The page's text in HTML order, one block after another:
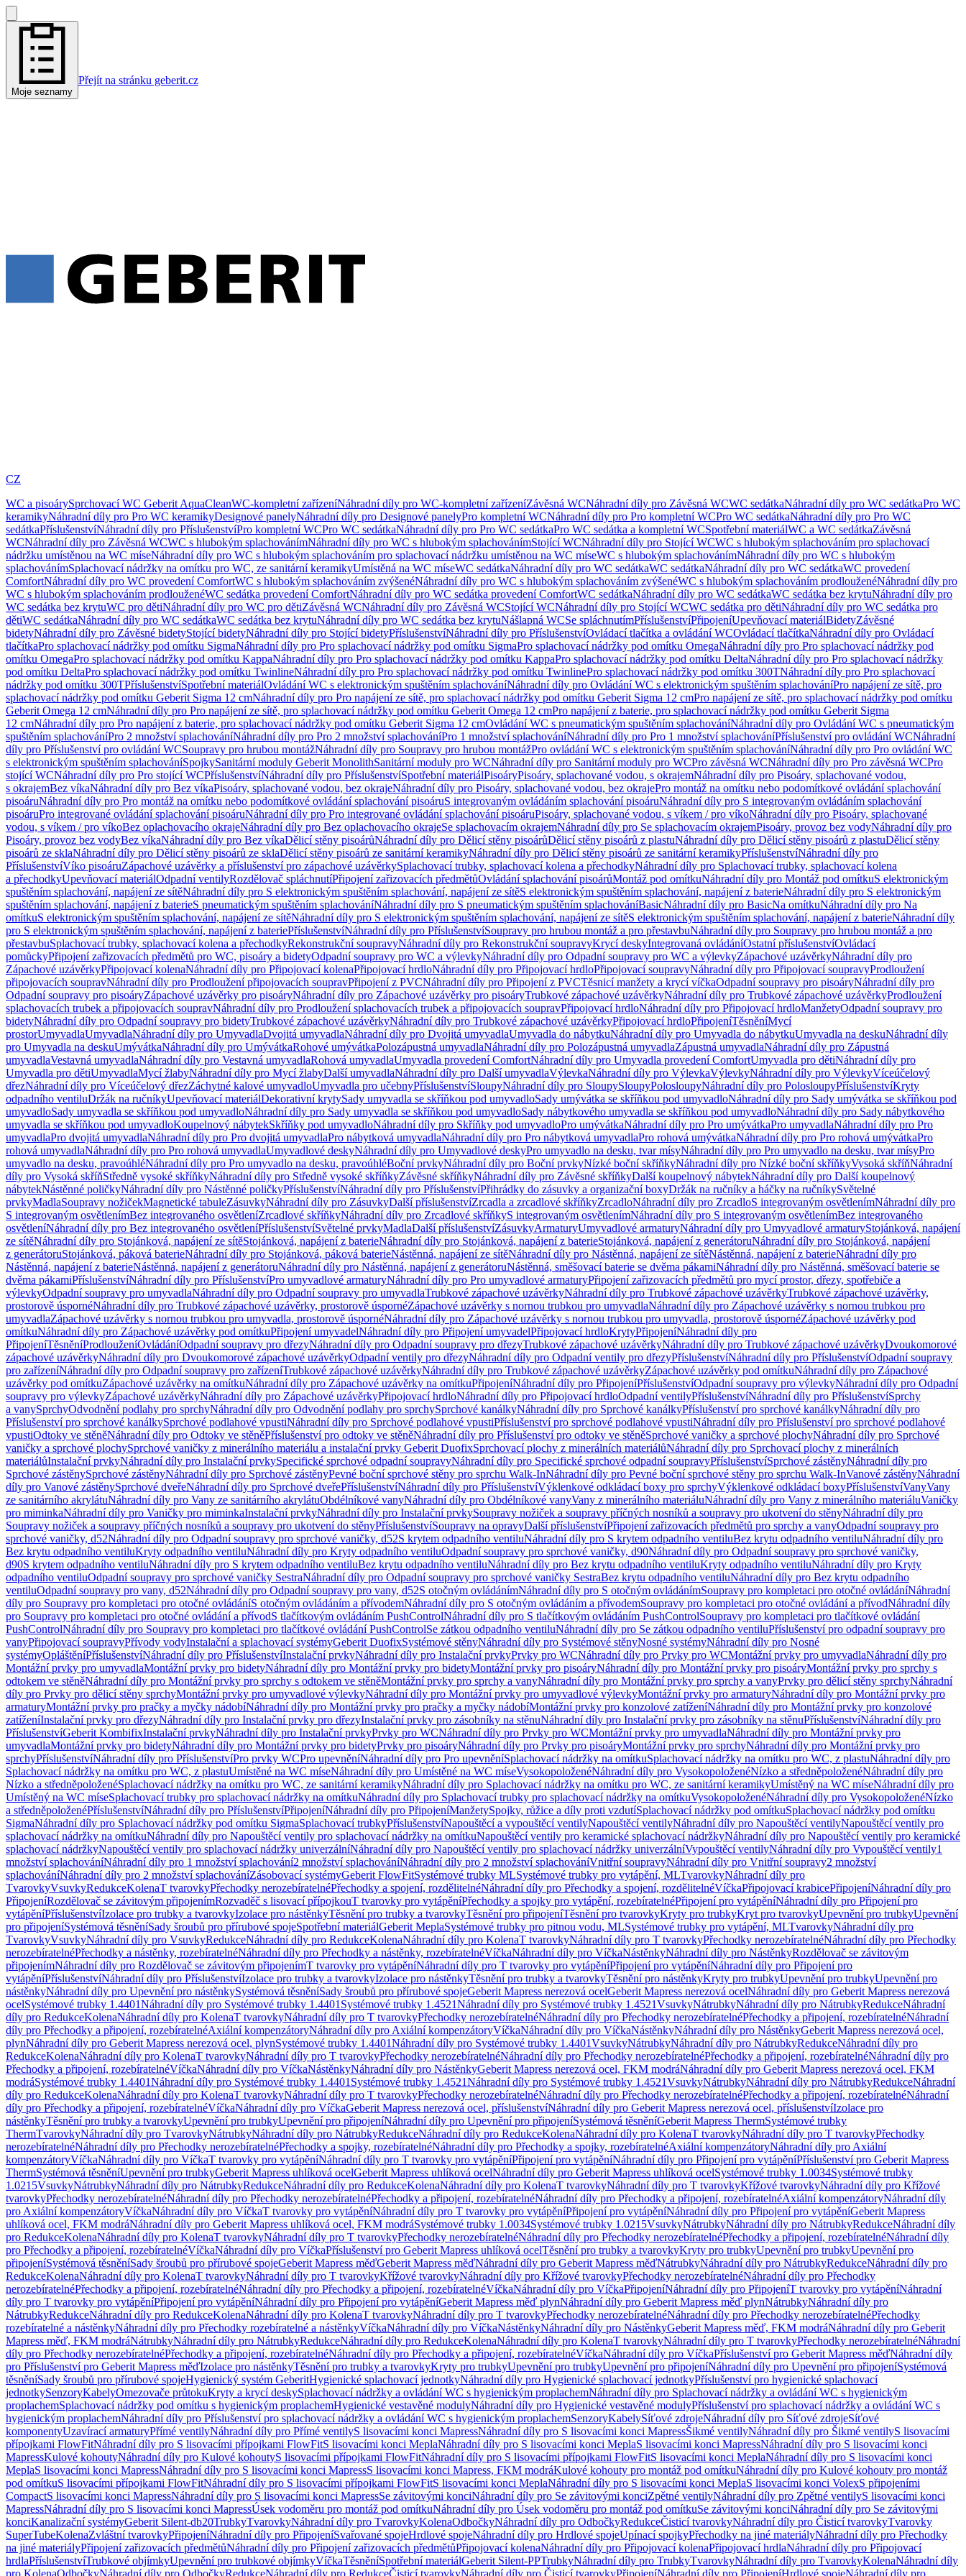
Moje seznamy
Přejít na stránku geberit.cz
CZ
WC a pisoárySprchovací WC Geberit AquaCleanWC-kompletní zařízeníNáhradní díly pro WC-kompletní zařízeníZávěsná WCNáhradní díly pro Závěsná WCWC sedátkaNáhradní díly pro WC sedátkaPro WC
keramikyNáhradní díly pro Pro WC keramikyDesignové panelyNáhradní díly pro Designové panelyPro kompletní WCNáhradní díly pro Pro kompletní WCPro WC sedátkaNáhradní díly pro Pro WC
sedátkaPříslušenstvíNáhradní díly pro PříslušenstvíPro kompletní WCPro WC sedátkaNáhradní díly pro Pro WC sedátkaPro WC sedátka a kompletní WCSpotřební materiálWC a WC sedátkaZávěsná
WCNáhradní díly pro Závěsná WCWC s hlubokým splachovánímNáhradní díly pro WC s hlubokým splachovánímStojící WCNáhradní díly pro Stojící WCWC s hlubokým splachováním pro splachovací
nádržku umístěnou na WC míseNáhradní díly pro WC s hlubokým splachováním pro splachovací nádržku umístěnou na WC míseWC s hlubokým splachovánímNáhradní díly pro WC s hlubokým
splachovánímSplachovací nádržky na omítku pro WC, ze sanitární keramikyUmístěná na WC míseWC sedátkaNáhradní díly pro WC sedátkaWC sedátkaNáhradní díly pro WC sedátkaWC provedení
ComfortNáhradní díly pro WC provedení ComfortWC s hlubokým splachováním zvýšenéNáhradní díly pro WC s hlubokým splachováním zvýšenéWC s hlubokým splachováním prodlouženéNáhradní díly pro
WC s hlubokým splachováním prodlouženéWC sedátka provedení ComfortNáhradní díly pro WC sedátka provedení ComfortWC sedátkaNáhradní díly pro WC sedátkaWC sedátka bez krytuNáhradní díly pro
WC sedátka bez krytuWC pro dětiNáhradní díly pro WC pro dětiZávěsná WCNáhradní díly pro Závěsná WCStojící WCNáhradní díly pro Stojící WCWC sedátka pro dětiNáhradní díly pro WC sedátka pro
dětiWC sedátkaNáhradní díly pro WC sedátkaWC sedátka bez krytuNáhradní díly pro WC sedátka bez krytuNášlapná WCSe spláchnutímPříslušenstvíPřipojeníUpevňovací materiálBidetyZávěsné
bidetyNáhradní díly pro Závěsné bidetyStojící bidetyNáhradní díly pro Stojící bidetyPříslušenstvíNáhradní díly pro PříslušenstvíOvládací tlačítka a ovládání WCOvládací tlačítkaNáhradní díly pro Ovládací
tlačítkaPro splachovací nádržky pod omítku SigmaNáhradní díly pro Pro splachovací nádržky pod omítku SigmaPro splachovací nádržky pod omítku OmegaNáhradní díly pro Pro splachovací nádržky pod
omítku OmegaPro splachovací nádržky pod omítku KappaNáhradní díly pro Pro splachovací nádržky pod omítku KappaPro splachovací nádržky pod omítku DeltaNáhradní díly pro Pro splachovací nádržky
pod omítku DeltaPro splachovací nádržky pod omítku TwinlineNáhradní díly pro Pro splachovací nádržky pod omítku TwinlinePro splachovací nádržky pod omítku 300TNáhradní díly pro Pro splachovací
nádržky pod omítku 300TPříslušenstvíSpotřební materiálOvládání WC s elektronickým spuštěním splachováníNáhradní díly pro Ovládání WC s elektronickým spuštěním splachováníPro napájení ze sítě, pro
splachovací nádržky pod omítku Geberit Sigma 12 cmNáhradní díly pro Pro napájení ze sítě, pro splachovací nádržky pod omítku Geberit Sigma 12 cmPro napájení ze sítě, pro splachovací nádržky pod omítku
Geberit Omega 12 cmNáhradní díly pro Pro napájení ze sítě, pro splachovací nádržky pod omítku Geberit Omega 12 cmPro napájení z baterie, pro splachovací nádržky pod omítku Geberit Sigma
12 cmNáhradní díly pro Pro napájení z baterie, pro splachovací nádržky pod omítku Geberit Sigma 12 cmOvládání WC s pneumatickým spuštěním splachováníNáhradní díly pro Ovládání WC s pneumatickým
spuštěním splachováníPro 2 množství splachováníNáhradní díly pro Pro 2 množství splachováníPro 1 množství splachováníNáhradní díly pro Pro 1 množství splachováníPříslušenství pro ovládání WCNáhradní
díly pro Příslušenství pro ovládání WCSoupravy pro hrubou montážNáhradní díly pro Soupravy pro hrubou montážPro ovládání WC s elektronickým spuštěním splachováníNáhradní díly pro Pro ovládání WC
s elektronickým spuštěním splachováníSpojkySanitární moduly Geberit MonolithSanitární moduly pro WCNáhradní díly pro Sanitární moduly pro WCPro závěsná WCNáhradní díly pro Pro závěsná WCPro
stojící WCNáhradní díly pro Pro stojící WCPříslušenstvíNáhradní díly pro PříslušenstvíSpotřební materiálPisoáryPisoáry, splachované vodou, s okrajemNáhradní díly pro Pisoáry, splachované vodou,
s okrajemBez víkaNáhradní díly pro Bez víkaPisoáry, splachované vodou, bez okrajeNáhradní díly pro Pisoáry, splachované vodou, bez okrajePro montáž na omítku nebo podomítkové ovládání splachování
pisoáruNáhradní díly pro Pro montáž na omítku nebo podomítkové ovládání splachování pisoáruS integrovaným ovládáním splachování pisoáruNáhradní díly pro S integrovaným ovládáním splachování
pisoáruPro integrované ovládání splachování pisoáruNáhradní díly pro Pro integrované ovládání splachování pisoáruPisoáry, splachované vodou, s víkem / pro víkoNáhradní díly pro Pisoáry, splachované
vodou, s víkem / pro víkoBez oplachovacího okrajeNáhradní díly pro Bez oplachovacího okrajeSe splachovacím okrajemNáhradní díly pro Se splachovacím okrajemPisoáry, provoz bez vodyNáhradní díly pro
Pisoáry, provoz bez vodyBez víkaNáhradní díly pro Bez víkaDělicí stěny pisoárůNáhradní díly pro Dělicí stěny pisoárůDělicí stěny pisoárů z plastuNáhradní díly pro Dělicí stěny pisoárů z plastuDělicí stěny
pisoárů ze sklaNáhradní díly pro Dělicí stěny pisoárů ze sklaDělicí stěny pisoárů ze sanitární keramikyNáhradní díly pro Dělicí stěny pisoárů ze sanitární keramikyPříslušenstvíNáhradní díly pro
PříslušenstvíVíko pisoáruZápachové uzávěrky a příslušenství pro zápachové uzávěrkySplachovací trubky, splachovací kolena a přechodkyNáhradní díly pro Splachovací trubky, splachovací kolena
a přechodkyUpevňovací materiálOdpadní ventilyRozdělovač spláchnutíPřipojení zařizovacích předmětůOvládání splachování pisoárůMontáž pod omítkuNáhradní díly pro Montáž pod omítkuS elektronickým
spuštěním splachování, napájení ze sítěNáhradní díly pro S elektronickým spuštěním splachování, napájení ze sítěS elektronickým spuštěním splachování, napájení z baterieNáhradní díly pro S elektronickým
spuštěním splachování, napájení z baterieS pneumatickým spuštěním splachováníNáhradní díly pro S pneumatickým spuštěním splachováníBasicNáhradní díly pro BasicNa omítkuNáhradní díly pro Na
omítkuS elektronickým spuštěním splachování, napájení ze sítěNáhradní díly pro S elektronickým spuštěním splachování, napájení ze sítěS elektronickým spuštěním splachování, napájení z baterieNáhradní díly
pro S elektronickým spuštěním splachování, napájení z bateriePříslušenstvíNáhradní díly pro PříslušenstvíSoupravy pro hrubou montáž a pro přestavbuNáhradní díly pro Soupravy pro hrubou montáž a pro
přestavbuSplachovací trubky, splachovací kolena a přechodkyRekonstrukční soupravyNáhradní díly pro Rekonstrukční soupravyKrycí deskyIntegrovaná ovládáníOstatní příslušenstvíOvládací
pomůckyPřipojení zařizovacích předmětů pro WC, pisoáry a bidetyOdpadní soupravy pro WC a výlevkyNáhradní díly pro Odpadní soupravy pro WC a výlevkyZápachové uzávěrkyNáhradní díly pro
Zápachové uzávěrkyPřipojovací kolenaNáhradní díly pro Připojovací kolenaPřipojovací hrdloNáhradní díly pro Připojovací hrdloPřipojovací soupravyNáhradní díly pro Připojovací soupravyProdloužení
připojovacích soupravNáhradní díly pro Prodloužení připojovacích soupravPřipojení z PVCNáhradní díly pro Připojení z PVCTěsnicí manžety a krycí víčkaOdpadní soupravy pro pisoáryNáhradní díly pro
Odpadní soupravy pro pisoáryZápachové uzávěrky pro pisoáryNáhradní díly pro Zápachové uzávěrky pro pisoáryTrubkové zápachové uzávěrkyNáhradní díly pro Trubkové zápachové uzávěrkyProdloužení
splachovacích trubek a připojovacích soupravNáhradní díly pro Prodloužení splachovacích trubek a připojovacích soupravPřipojovací hrdloNáhradní díly pro Připojovací hrdloManžetyOdpadní soupravy pro
bidetyNáhradní díly pro Odpadní soupravy pro bidetyTrubkové zápachové uzávěrkyNáhradní díly pro Trubkové zápachové uzávěrkyPřipojovací hrdloPřipojeníTěsněníMycí
prostorUmyvadlaUmyvadlaNáhradní díly pro UmyvadlaDvojitá umyvadlaNáhradní díly pro Dvojitá umyvadlaUmyvadla do nábytkuNáhradní díly pro Umyvadla do nábytkuUmyvadla na deskuNáhradní díly
pro Umyvadla na deskuUmývátkaNáhradní díly pro UmývátkaRohové umývátkaPolozápustná umyvadlaNáhradní díly pro Polozápustná umyvadlaZápustná umyvadlaNáhradní díly pro Zápustná
umyvadlaVestavná umyvadlaNáhradní díly pro Vestavná umyvadlaRohová umyvadlaUmyvadla provedení ComfortNáhradní díly pro Umyvadla provedení ComfortUmyvadla pro dětiNáhradní díly pro
Umyvadla pro dětiUmyvadlaMycí žlabyNáhradní díly pro Mycí žlabyDalší umyvadlaNáhradní díly pro Další umyvadlaVýlevkaNáhradní díly pro VýlevkaVýlevkyNáhradní díly pro VýlevkyVíceúčelový
dřezNáhradní díly pro Víceúčelový dřezZáchytné kalové umyvadloUmyvadla pro učebnyPříslušenstvíSloupyNáhradní díly pro SloupySloupyPolosloupyNáhradní díly pro PolosloupyPříslušenstvíKryty
odpadního ventiluDržák na ručníkyUpevňovací materiálDekorativní krytySady umyvadla se skříňkou pod umyvadloSady umývátka se skříňkou pod umyvadloNáhradní díly pro Sady umývátka se skříňkou pod
umyvadloSady umyvadla se skříňkou pod umyvadloNáhradní díly pro Sady umyvadla se skříňkou pod umyvadloSady nábytkového umyvadla se skříňkou pod umyvadloNáhradní díly pro Sady nábytkového
umyvadla se skříňkou pod umyvadloKoupelnový nábytekSkříňky pod umyvadloNáhradní díly pro Skříňky pod umyvadloPro umývátkaNáhradní díly pro Pro umývátkaPro umyvadlaNáhradní díly pro Pro
umyvadlaPro dvojitá umyvadlaNáhradní díly pro Pro dvojitá umyvadlaPro nábytková umyvadlaNáhradní díly pro Pro nábytková umyvadlaPro rohová umývátkaNáhradní díly pro Pro rohová umývátkaPro
rohová umyvadlaNáhradní díly pro Pro rohová umyvadlaUmyvadlové deskyNáhradní díly pro Umyvadlové deskyPro umyvadlo na desku, tvar mísyNáhradní díly pro Pro umyvadlo na desku, tvar mísyPro
umyvadlo na desku, pravoúhléNáhradní díly pro Pro umyvadlo na desku, pravoúhléBoční prvkyNáhradní díly pro Boční prvkyNízké boční skříňkyNáhradní díly pro Nízké boční skříňkyVysoká skříňNáhradní
díly pro Vysoká skříňStředně vysoké skříňkyNáhradní díly pro Středně vysoké skříňkyZávěsné skříňkyNáhradní díly pro Závěsné skříňkyDalší koupelnový nábytekNáhradní díly pro Další koupelnový
nábytekNástěnné poličkyNáhradní díly pro Nástěnné poličkyPříslušenstvíNáhradní díly pro PříslušenstvíPřihrádky do zásuvky a organizační boxyDržák na ručníky a háčky na ručníkySvětelné
prvkyMadlaSoupravy nožičekMagnetické tabuleZásuvkyNáhradní díly pro ZásuvkyDalší příslušenstvíZrcadla a zrcadlové skříňkyZrcadloNáhradní díly pro ZrcadloS integrovaným osvětlenímNáhradní díly pro
S integrovaným osvětlenímBez integrovaného osvětleníZrcadlové skříňkyNáhradní díly pro Zrcadlové skříňkyS integrovaným osvětlenímNáhradní díly pro S integrovaným osvětlenímBez integrovaného
osvětleníNáhradní díly pro Bez integrovaného osvětleníPříslušenstvíSvětelné prvkyMadlaDalší příslušenstvíZásuvkyArmaturyUmyvadlové armaturyNáhradní díly pro Umyvadlové armaturyStojánková, napájení
ze sítěNáhradní díly pro Stojánková, napájení ze sítěStojánková, napájení z baterieNáhradní díly pro Stojánková, napájení z baterieStojánková, napájení z generátoruNáhradní díly pro Stojánková, napájení
z generátoruStojánková, páková baterieNáhradní díly pro Stojánková, páková baterieNástěnná, napájení ze sítěNáhradní díly pro Nástěnná, napájení ze sítěNástěnná, napájení z baterieNáhradní díly pro
Nástěnná, napájení z baterieNástěnná, napájení z generátoruNáhradní díly pro Nástěnná, napájení z generátoruNástěnná, směšovací baterie se dvěma pákamiNáhradní díly pro Nástěnná, směšovací baterie se
dvěma pákamiPříslušenstvíNáhradní díly pro PříslušenstvíPro umyvadlové armaturyNáhradní díly pro Pro umyvadlové armaturyPřipojení zařizovacích předmětů pro mycí prostor, dřezy, spotřebiče a
výlevkyOdpadní soupravy pro umyvadlaNáhradní díly pro Odpadní soupravy pro umyvadlaTrubkové zápachové uzávěrkyNáhradní díly pro Trubkové zápachové uzávěrkyTrubkové zápachové uzávěrky,
prostorově úspornéNáhradní díly pro Trubkové zápachové uzávěrky, prostorově úspornéZápachové uzávěrky s nornou trubkou pro umyvadlaNáhradní díly pro Zápachové uzávěrky s nornou trubkou pro
umyvadlaZápachové uzávěrky s nornou trubkou pro umyvadla, prostorově úspornéNáhradní díly pro Zápachové uzávěrky s nornou trubkou pro umyvadla, prostorově úspornéZápachové uzávěrky pod
omítkuNáhradní díly pro Zápachové uzávěrky pod omítkuPřipojení umyvadelNáhradní díly pro Připojení umyvadelPřipojovací hrdloKrytyPřipojeníNáhradní díly pro
PřipojeníTěsněníProdlouženíOvládáníOdpadní soupravy pro dřezyNáhradní díly pro Odpadní soupravy pro dřezyTrubkové zápachové uzávěrkyNáhradní díly pro Trubkové zápachové uzávěrkyDvoukomorové
zápachové uzávěrkyNáhradní díly pro Dvoukomorové zápachové uzávěrkyOdpadní ventily pro dřezyNáhradní díly pro Odpadní ventily pro dřezyPříslušenstvíNáhradní díly pro PříslušenstvíOdpadní soupravy
pro zařízeníNáhradní díly pro Odpadní soupravy pro zařízeníTrubkové zápachové uzávěrkyNáhradní díly pro Trubkové zápachové uzávěrkyZápachové uzávěrky pod omítkuNáhradní díly pro Zápachové
uzávěrky pod omítkuZápachové uzávěrky na omítkuNáhradní díly pro Zápachové uzávěrky na omítkuPřipojeníNáhradní díly pro PřipojeníPříslušenstvíOdpadní soupravy pro výlevkyNáhradní díly pro Odpadní
soupravy pro výlevkyZápachové uzávěrkyNáhradní díly pro Zápachové uzávěrkyPřipojovací hrdloNáhradní díly pro Připojovací hrdloOdpadní ventilyPříslušenstvíNáhradní díly pro PříslušenstvíSprchy
a vanySprchyOdvodnění podlahy pro sprchyNáhradní díly pro Odvodnění podlahy pro sprchySprchové kanálkyNáhradní díly pro Sprchové kanálkyPříslušenství pro sprchové kanálkyNáhradní díly pro
Příslušenství pro sprchové kanálkySprchové podlahové vpustiNáhradní díly pro Sprchové podlahové vpustiPříslušenství pro sprchové podlahové vpustiNáhradní díly pro Příslušenství pro sprchové podlahové
vpustiOdtoky ve stěněNáhradní díly pro Odtoky ve stěněPříslušenství pro odtoky ve stěněNáhradní díly pro Příslušenství pro odtoky ve stěněSprchové vaničky a sprchové plochyNáhradní díly pro Sprchové
vaničky a sprchové plochySprchové vaničky z minerálního materiálu a instalační prvky Geberit DuofixSprchovací plochy z minerálních materiálůNáhradní díly pro Sprchovací plochy z minerálních
materiálůInstalační prvkyNáhradní díly pro Instalační prvkySpecifické sprchové odpadní soupravyNáhradní díly pro Specifické sprchové odpadní soupravyPříslušenstvíSprchové zástěnyNáhradní díly pro
Sprchové zástěnySprchové zástěnyNáhradní díly pro Sprchové zástěnyPevné boční sprchové stěny pro sprchu Walk-InNáhradní díly pro Pevné boční sprchové stěny pro sprchu Walk-InVanové zástěnyNáhradní
díly pro Vanové zástěnySprchové dveřeNáhradní díly pro Sprchové dveřePříslušenstvíNáhradní díly pro PříslušenstvíVýklenkové odkládací boxy pro sprchyVýklenkové odkládací boxyPříslušenstvíVanyVany
ze sanitárního akrylátuNáhradní díly pro Vany ze sanitárního akrylátuObdélníkové vanyNáhradní díly pro Obdélníkové vanyVany z minerálního materiáluNáhradní díly pro Vany z minerálního materiáluVaničky
pro miminkaNáhradní díly pro Vaničky pro miminkaInstalační prvkyNáhradní díly pro Instalační prvkySoupravy nožiček a soupravy příčných nosníků a soupravy pro ukotvení do stěnyNáhradní díly pro
Soupravy nožiček a soupravy příčných nosníků a soupravy pro ukotvení do stěnyPříslušenstvíSoupravy na opravyDalší příslušenstvíPřipojení zařizovacích předmětů pro sprchy a vanyOdpadní soupravy pro
sprchové vaničky, d52Náhradní díly pro Odpadní soupravy pro sprchové vaničky, d52S krytem odpadního ventiluNáhradní díly pro S krytem odpadního ventiluBez krytu odpadního ventiluNáhradní díly pro
Bez krytu odpadního ventiluKryty odpadního ventiluNáhradní díly pro Kryty odpadního ventiluOdpadní soupravy pro sprchové vaničky, d90Náhradní díly pro Odpadní soupravy pro sprchové vaničky,
d90S krytem odpadního ventiluNáhradní díly pro S krytem odpadního ventiluBez krytu odpadního ventiluNáhradní díly pro Bez krytu odpadního ventiluKryty odpadního ventiluNáhradní díly pro Kryty
odpadního ventiluOdpadní soupravy pro sprchové vaničky SestraNáhradní díly pro Odpadní soupravy pro sprchové vaničky SestraBez krytu odpadního ventiluNáhradní díly pro Bez krytu odpadního
ventiluOdpadní soupravy pro vany, d52Náhradní díly pro Odpadní soupravy pro vany, d52S otočným ovládánímNáhradní díly pro S otočným ovládánímSoupravy pro kompletaci pro otočné ovládáníNáhradní
díly pro Soupravy pro kompletaci pro otočné ovládáníS otočným ovládáním a přívodemNáhradní díly pro S otočným ovládáním a přívodemSoupravy pro kompletaci pro otočné ovládání a přívodNáhradní díly
pro Soupravy pro kompletaci pro otočné ovládání a přívodS tlačítkovým ovládáním PushControlNáhradní díly pro S tlačítkovým ovládáním PushControlSoupravy pro kompletaci pro tlačítkové ovládání
PushControlNáhradní díly pro Soupravy pro kompletaci pro tlačítkové ovládání PushControlSe zátkou odpadního ventiluNáhradní díly pro Se zátkou odpadního ventiluPříslušenství pro odpadní soupravy pro
vanyPřipojovací soupravyPřívody vodyInstalační a splachovací systémyGeberit DuofixSystémové stěnyNáhradní díly pro Systémové stěnyNosné systémyNáhradní díly pro Nosné
systémyOpláštěníPříslušenstvíNáhradní díly pro PříslušenstvíInstalační prvkyNáhradní díly pro Instalační prvkyPrvky pro WCNáhradní díly pro Prvky pro WCMontážní prvky pro umyvadlaNáhradní díly pro
Montážní prvky pro umyvadlaMontážní prvky pro bidetyNáhradní díly pro Montážní prvky pro bidetyMontážní prvky pro pisoáryNáhradní díly pro Montážní prvky pro pisoáryMontážní prvky pro sprchy s
odtokem ve stěněNáhradní díly pro Montážní prvky pro sprchy s odtokem ve stěněMontážní prvky pro sprchy a vanyNáhradní díly pro Montážní prvky pro sprchy a vanyPrvky pro dělicí stěny sprchyNáhradní
díly pro Prvky pro dělicí stěny sprchyMontážní prvky pro umyvadlové výlevkyNáhradní díly pro Montážní prvky pro umyvadlové výlevkyMontážní prvky pro armaturyNáhradní díly pro Montážní prvky pro
armaturyMontážní prvky pro pračky a myčky nádobíNáhradní díly pro Montážní prvky pro pračky a myčky nádobíMontážní prvky pro konzolové zatíženíNáhradní díly pro Montážní prvky pro konzolové
zatíženíInstalační prvky pro dřezyNáhradní díly pro Instalační prvky pro dřezyInstalační prvky pro zásobníky na stěnuNáhradní díly pro Instalační prvky pro zásobníky na stěnuPříslušenstvíNáhradní díly pro
PříslušenstvíGeberit KombifixInstalační prvkyNáhradní díly pro Instalační prvkyPrvky pro WCNáhradní díly pro Prvky pro WCMontážní prvky pro umyvadlaNáhradní díly pro Montážní prvky pro
umyvadlaMontážní prvky pro bidetyNáhradní díly pro Montážní prvky pro bidetyPrvky pro pisoáryNáhradní díly pro Prvky pro pisoáryMontážní prvky pro sprchyNáhradní díly pro Montážní prvky pro
sprchyPříslušenstvíNáhradní díly pro PříslušenstvíPro prvky WCPro upevněníNáhradní díly pro Pro upevněníSplachovací nádržky na omítkuSplachovací nádržky na omítku pro WC, z plastuNáhradní díly pro
Splachovací nádržky na omítku pro WC, z plastuUmístěné na WC míseNáhradní díly pro Umístěné na WC míseVysokopoloženéNáhradní díly pro VysokopoloženéNízko a středněpoloženéNáhradní díly pro
Nízko a středněpoloženéSplachovací nádržky na omítku pro WC, ze sanitární keramikyNáhradní díly pro Splachovací nádržky na omítku pro WC, ze sanitární keramikyUmístěný na WC míseNáhradní díly pro
Umístěný na WC míseSplachovací trubky pro splachovací nádržky na omítkuNáhradní díly pro Splachovací trubky pro splachovací nádržky na omítkuVysokopoloženéNáhradní díly pro VysokopoloženéNízko
a středněpoloženéPříslušenstvíNáhradní díly pro PříslušenstvíPřipojeníNáhradní díly pro PřipojeníManžetySpojky, růžice a díly proti vzdutíSplachovací nádržky pod omítkuSplachovací nádržky pod omítku
SigmaNáhradní díly pro Splachovací nádržky pod omítku SigmaSplachovací trubkyPříslušenstvíNapouštěcí a vypouštěcí ventilyNapouštěcí ventilyNáhradní díly pro Napouštěcí ventilyNapouštěcí ventily pro
splachovací nádržky na omítkuNáhradní díly pro Napouštěcí ventily pro splachovací nádržky na omítkuNapouštěcí ventily pro keramické splachovací nádržkyNáhradní díly pro Napouštěcí ventily pro keramické
splachovací nádržkyNapouštěcí ventily pro splachovací nádržky univerzálníNáhradní díly pro Napouštěcí ventily pro splachovací nádržky univerzálníVypouštěcí ventilyNáhradní díly pro Vypouštěcí ventily1
množství splachováníNáhradní díly pro 1 množství splachování2 množství splachováníNáhradní díly pro 2 množství splachováníVnitřní soupravyNáhradní díly pro Vnitřní soupravy2 množství
splachováníNáhradní díly pro 2 množství splachováníZásobovací systémyGeberit FlowFitSystémové trubky MLSystémové trubky pro vytápění, MLTvarovkyNáhradní díly pro
TvarovkyVsuvkyRedukceKolenaT tvarovkyPřechodky nerozebíratelnéPřechodky a spojení, rozdělitelnéNáhradní díly pro Přechodky a spojení, rozdělitelnéVíčkaPřipojovací krabicePřipojeníNáhradní díly pro
PřipojeníRozdělovač se závitovým připojenímRozvaděč s lisovací přípojkouT tvarovky pro vytápěníPřechodky a spojky pro vytápění, rozebíratelnéPřipojení pro vytápěníNáhradní díly pro Připojení pro
vytápěníPříslušenstvíIzolace pro trubky a tvarovkyIzolace pro nástěnkyTěsnění pro trubky a tvarovkyTěsnění pro připojeníTěsnění pro tvarovkyKryty pro trubkyKryt pro tvarovkyUpevnění pro trubkyUpevnění
pro připojeníSystémová těsněníSady šroubů pro přírubové spojeSpotřební materiálGeberit MeplaSystémové trubky pro pitnou vodu, MLSystémové trubky pro vytápění, MLTvarovkyNáhradní díly pro
TvarovkyVsuvkyNáhradní díly pro VsuvkyRedukceNáhradní díly pro RedukceKolenaNáhradní díly pro KolenaT tvarovkyNáhradní díly pro T tvarovkyPřechodky nerozebíratelnéNáhradní díly pro Přechodky
nerozebíratelnéPřechodky a nástěnky, rozebíratelnéNáhradní díly pro Přechodky a nástěnky, rozebíratelnéVíčkaNáhradní díly pro VíčkaNástěnkyNáhradní díly pro NástěnkyRozdělovač se závitovým
připojenímNáhradní díly pro Rozdělovač se závitovým připojenímT tvarovky pro vytápěníNáhradní díly pro T tvarovky pro vytápěníPřipojení pro vytápěníNáhradní díly pro Připojení pro
vytápěníPříslušenstvíNáhradní díly pro PříslušenstvíIzolace pro trubky a tvarovkyIzolace pro nástěnkyTěsnění pro trubky a tvarovkyTěsnění pro nástěnkyKryty pro trubkyUpevnění pro trubkyUpevnění pro
nástěnkyNáhradní díly pro Upevnění pro nástěnkySystémová těsněníSady šroubů pro přírubové spojeGeberit Mapress nerezová ocelGeberit Mapress nerezová ocelNáhradní díly pro Geberit Mapress nerezová
ocelSystémové trubky 1.4401Náhradní díly pro Systémové trubky 1.4401 Systémové trubky 1.4521Náhradní díly pro Systémové trubky 1.4521VsuvkyNátrubkyNáhradní díly pro NátrubkyRedukceNáhradní
díly pro RedukceKolenaNáhradní díly pro KolenaT tvarovkyNáhradní díly pro T tvarovkyPřechodky nerozebíratelnéNáhradní díly pro Přechodky nerozebíratelnéPřechodky a připojení, rozebíratelnéNáhradní
díly pro Přechodky a připojení, rozebíratelnéAxiální kompenzátoryNáhradní díly pro Axiální kompenzátoryVíčkaNáhradní díly pro VíčkaNástěnkyNáhradní díly pro NástěnkyGeberit Mapress nerezová ocel,
plynNáhradní díly pro Geberit Mapress nerezová ocel, plynSystémové trubky 1.4401Náhradní díly pro Systémové trubky 1.4401VsuvkyNátrubkyNáhradní díly pro NátrubkyRedukceNáhradní díly pro
RedukceKolenaNáhradní díly pro KolenaT tvarovkyNáhradní díly pro T tvarovkyPřechodky nerozebíratelnéNáhradní díly pro Přechodky nerozebíratelnéPřechodky a připojení, rozebíratelnéNáhradní díly pro
Přechodky a připojení, rozebíratelnéVíčkaNáhradní díly pro VíčkaNástěnkyNáhradní díly pro NástěnkyGeberit Mapress nerezová ocel, FKM modráNáhradní díly pro Geberit Mapress nerezová ocel, FKM
modráSystémové trubky 1.4401Náhradní díly pro Systémové trubky 1.4401 Systémové trubky 1.4521Náhradní díly pro Systémové trubky 1.4521VsuvkyNátrubkyNáhradní díly pro NátrubkyRedukceNáhradní
díly pro RedukceKolenaNáhradní díly pro KolenaT tvarovkyNáhradní díly pro T tvarovkyPřechodky nerozebíratelnéNáhradní díly pro Přechodky nerozebíratelnéPřechodky a připojení, rozebíratelnéNáhradní
díly pro Přechodky a připojení, rozebíratelnéVíčkaNáhradní díly pro VíčkaGeberit Mapress nerezová ocel, příslušenstvíNáhradní díly pro Geberit Mapress nerezová ocel, příslušenstvíIzolace pro
nástěnkyTěsnění pro trubky a tvarovkyUpevnění pro trubkyUpevnění pro připojeníNáhradní díly pro Upevnění pro připojeníSystémová těsněníGeberit Mapress ThermSystémové trubky
ThermTvarovkyNáhradní díly pro TvarovkyNátrubkyNáhradní díly pro NátrubkyRedukceNáhradní díly pro RedukceKolenaNáhradní díly pro KolenaT tvarovkyNáhradní díly pro T tvarovkyPřechodky
nerozebíratelnéNáhradní díly pro Přechodky nerozebíratelnéPřechodky a spojky, rozebíratelnéNáhradní díly pro Přechodky a spojky, rozebíratelnéAxiální kompenzátoryNáhradní díly pro Axiální
kompenzátoryVíčkaNáhradní díly pro VíčkaT tvarovky pro vytápěníNáhradní díly pro T tvarovky pro vytápěníPřipojení pro vytápěníNáhradní díly pro Připojení pro vytápěníPříslušenství pro Geberit Mapress
ThermSystémová těsněníUpevnění pro trubkyGeberit Mapress uhlíková ocelGeberit Mapress uhlíková ocelNáhradní díly pro Geberit Mapress uhlíková ocelSystémové trubky 1.0034Systémové trubky
1.0215VsuvkyNátrubkyNáhradní díly pro NátrubkyRedukceNáhradní díly pro RedukceKolenaNáhradní díly pro KolenaT tvarovkyNáhradní díly pro T tvarovkyKřížové tvarovkyNáhradní díly pro Křížové
tvarovkyPřechodky nerozebíratelnéNáhradní díly pro Přechodky nerozebíratelnéPřechodky a připojení, rozebíratelnéNáhradní díly pro Přechodky a připojení, rozebíratelnéAxiální kompenzátoryNáhradní díly
pro Axiální kompenzátoryVíčkaNáhradní díly pro VíčkaT tvarovky pro vytápěníNáhradní díly pro T tvarovky pro vytápěníPřipojení pro vytápěníNáhradní díly pro Připojení pro vytápěníGeberit Mapress
uhlíková ocel, FKM modráNáhradní díly pro Geberit Mapress uhlíková ocel, FKM modráSystémové trubky 1.0034Systémové trubky 1.0215VsuvkyNátrubkyNáhradní díly pro NátrubkyRedukceNáhradní díly
pro RedukceKolenaNáhradní díly pro KolenaT tvarovkyNáhradní díly pro T tvarovkyPřechodky nerozebíratelnéNáhradní díly pro Přechodky nerozebíratelnéPřechodky a připojení, rozebíratelnéNáhradní díly
pro Přechodky a připojení, rozebíratelnéVíčkaNáhradní díly pro VíčkaPříslušenství pro Geberit Mapress uhlíková ocelTěsnění pro trubky a tvarovkyKryty pro trubkyUpevnění pro trubkyUpevnění pro
připojeníSystémová těsněníSady šroubů pro přírubové spojeGeberit Mapress měďGeberit Mapress měďNáhradní díly pro Geberit Mapress měďNátrubkyNáhradní díly pro NátrubkyRedukceNáhradní díly pro
RedukceKolenaNáhradní díly pro KolenaT tvarovkyNáhradní díly pro T tvarovkyKřížové tvarovkyNáhradní díly pro Křížové tvarovkyPřechodky nerozebíratelnéNáhradní díly pro Přechodky
nerozebíratelnéPřechodky a připojení, rozebíratelnéNáhradní díly pro Přechodky a připojení, rozebíratelnéVíčkaNáhradní díly pro VíčkaPřipojeníNáhradní díly pro PřipojeníT tvarovky pro vytápěníNáhradní
díly pro T tvarovky pro vytápěníPřipojení pro vytápěníNáhradní díly pro Připojení pro vytápěníGeberit Mapress měď plynNáhradní díly pro Geberit Mapress měď plynNátrubkyNáhradní díly pro
NátrubkyRedukceNáhradní díly pro RedukceKolenaNáhradní díly pro KolenaT tvarovkyNáhradní díly pro T tvarovkyPřechodky nerozebíratelnéNáhradní díly pro Přechodky nerozebíratelnéPřechodky
rozebíratelné a nástěnkyNáhradní díly pro Přechodky rozebíratelné a nástěnkyVíčkaNáhradní díly pro VíčkaNástěnkyNáhradní díly pro NástěnkyGeberit Mapress měď, FKM modráNáhradní díly pro Geberit
Mapress měď, FKM modráNátrubkyNáhradní díly pro NátrubkyRedukceNáhradní díly pro RedukceKolenaNáhradní díly pro KolenaT tvarovkyNáhradní díly pro T tvarovkyPřechodky nerozebíratelnéNáhradní
díly pro Přechodky nerozebíratelnéPřechodky a připojení, rozebíratelnéNáhradní díly pro Přechodky a připojení, rozebíratelnéVíčkaNáhradní díly pro VíčkaPříslušenství pro Geberit Mapress měďNáhradní díly
pro Příslušenství pro Geberit Mapress měďIzolace pro nástěnkyTěsnění pro trubky a tvarovkyKryty pro trubkyUpevnění pro trubkyUpevnění pro připojeníNáhradní díly pro Upevnění pro připojeníSystémová
těsněníSady šroubů pro přírubové spojeHygienický systém GeberitHygienické splachovací jednotkyNáhradní díly pro Hygienické splachovací jednotkyPříslušenství pro hygienické splachovací
jednotkySenzoryKabelyOmezovače průtokuKryty a krycí deskySplachovací nádržky a ovládání WC s hygienickým proplachemNáhradní díly pro Splachovací nádržky a ovládání WC s hygienickým
proplachemSplachovací nádržky pod omítku s hygienickým proplachemHygienické vestavěné modulyNáhradní díly pro Hygienické vestavěné modulyPříslušenství pro splachovací nádržky a ovládání WC s
hygienickým proplachemNáhradní díly pro Příslušenství pro splachovací nádržky a ovládání WC s hygienickým proplachemSenzoryKabelySíťové zdrojeNáhradní díly pro Síťové zdrojeSíťové
komponentyUzavírací armaturyPřímé ventilyNáhradní díly pro Přímé ventilyS lisovacími konci MapressNáhradní díly pro S lisovacími konci MapressŠikmé ventilyNáhradní díly pro Šikmé ventilyS lisovacími
přípojkami FlowFitNáhradní díly pro S lisovacími přípojkami FlowFitS lisovacími konci MeplaNáhradní díly pro S lisovacími konci MeplaS lisovacími konci MapressNáhradní díly pro S lisovacími konci
MapressKulové kohoutyNáhradní díly pro Kulové kohoutyS lisovacími přípojkami FlowFitNáhradní díly pro S lisovacími přípojkami FlowFitS lisovacími konci MeplaNáhradní díly pro S lisovacími konci
MeplaS lisovacími konci MapressNáhradní díly pro S lisovacími konci MapressS lisovacími konci Mapress, FKM modráKulové kohouty pro montáž pod omítkuNáhradní díly pro Kulové kohouty pro montáž
pod omítkuS lisovacími přípojkami FlowFitNáhradní díly pro S lisovacími přípojkami FlowFitS lisovacími konci MeplaNáhradní díly pro S lisovacími konci MeplaS lisovacími konci VolexS připojeními
CompactS lisovacími konci MapressNáhradní díly pro S lisovacími konci MapressSe závitovými konciNáhradní díly pro Se závitovými konciZpětné ventilyNáhradní díly pro Zpětné ventilyS lisovacími konci
MapressNáhradní díly pro S lisovacími konci MapressÚsek vodoměru pro montáž pod omítkuNáhradní díly pro Úsek vodoměru pro montáž pod omítkuSe závitovými konciNáhradní díly pro Se závitovými
konciKanalizační systémyGeberit Silent-db20TrubkyTvarovkyNáhradní díly pro TvarovkyKolenaOdbočkyNáhradní díly pro OdbočkyRedukceČisticí tvarovkyNáhradní díly pro Čisticí tvarovkyTvarovky
SuperTubeKolenaZvláštní tvarovkyPřipojeníNáhradní díly pro PřipojeníSvařované spojeHrdlové spojeNáhradní díly pro Hrdlové spojeUpínací spojkyPřechodky na jiné materiályNáhradní díly pro Přechodky
na jiné materiályPřipojení zařizovacích předmětůNáhradní díly pro Připojení zařizovacích předmětůPřipojovací kolenaNáhradní díly pro Připojovací kolenaPřipojovací hrdlaNáhradní díly pro Připojovací
hrdlaPříslušenstvíTrubkové objímkyUpevnění pro trubkové objímkyVíčkaTěsněníSpotřební materiálGeberit Silent-PPTrubkyNáhradní díly pro TrubkyTvarovkyNáhradní díly pro TvarovkyKolenaNáhradní díly
pro KolenaOdbočkyNáhradní díly pro OdbočkyRedukceNáhradní díly pro RedukceČisticí tvarovkyNáhradní díly pro Čisticí tvarovkyPřipojeníNáhradní díly pro PřipojeníHrdlové spojeNáhradní díly pro